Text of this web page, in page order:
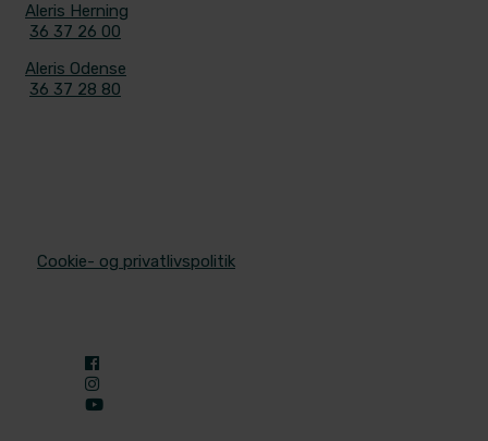
Aleris Herning
36 37 26 00
Aleris Odense
36 37 28 80
Cookie- og privatlivspolitik